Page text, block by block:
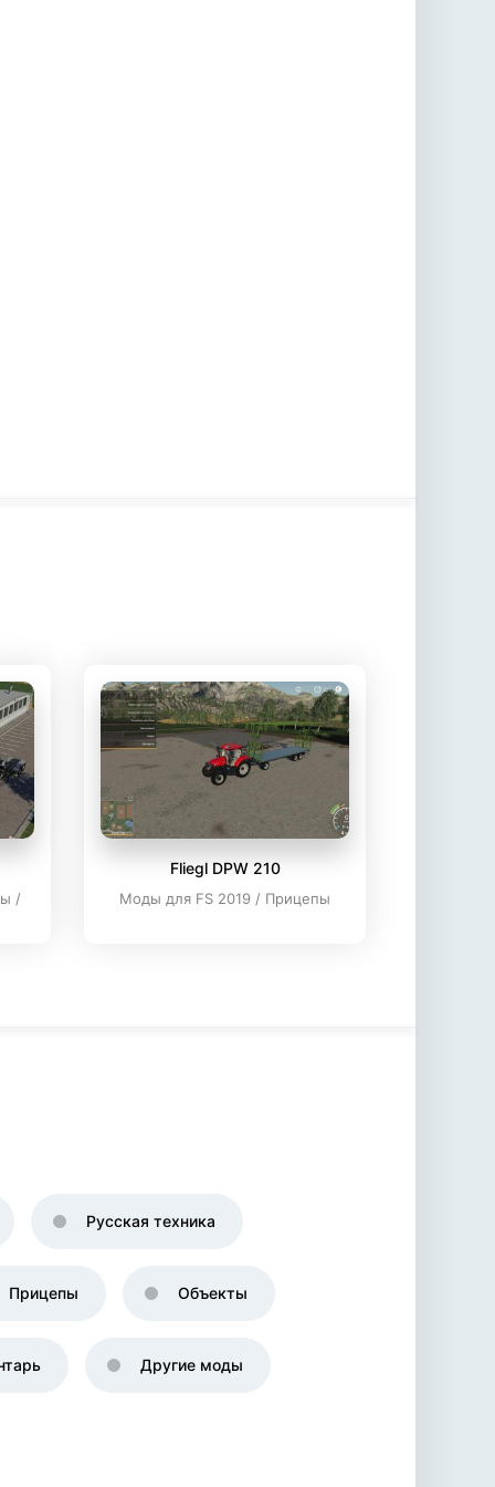
/
Fliegl DPW 210
Моды для FS 2019 / Прицепы
Русская техника
Прицепы Объекты
Другие моды